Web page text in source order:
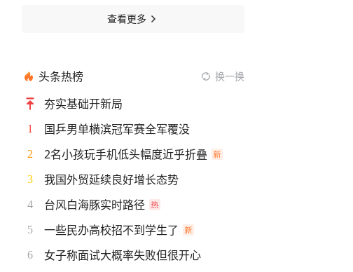
查看更多
头条热榜 换一换
夯实基础开新局
1 国乒男单横滨冠军赛全军覆没
2 2名小孩玩手机低头幅度近乎折叠
3 我国外贸延续良好增长态势
4 台风白海豚实时路径
5 一些民办高校招不到学生了
6 女子称面试大概率失败但很开心